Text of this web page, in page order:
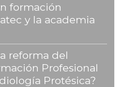
formación
y la academia
reforma del
Profesional
Protésica?